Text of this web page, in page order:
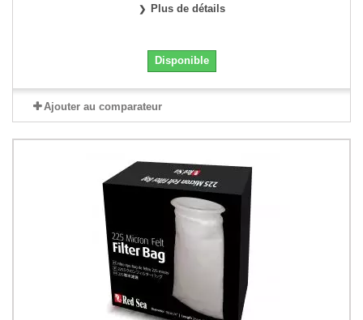
Plus de détails
Disponible
Ajouter au comparateur